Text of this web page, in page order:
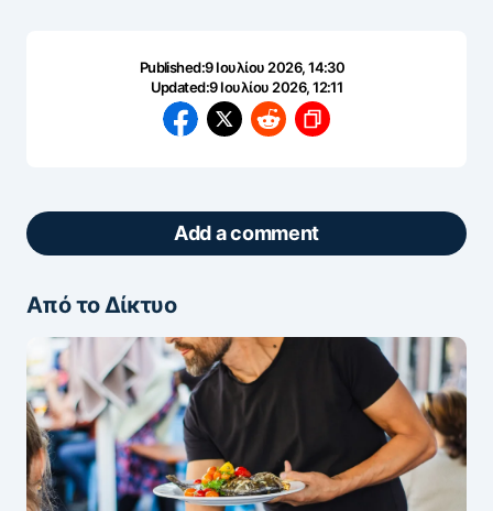
Published:9 Ιουλίου 2026, 14:30
Updated:9 Ιουλίου 2026, 12:11
Add a comment
ΖΩΝΤΑΝΆ ΣΧΌΛΙΑ
Πάρτε μέρος στη συζήτηση — το σχόλιό σας
ελέγχεται άμεσα από AI (Ελληνικά & Αγγλικά).
ΠΡΟΣΤΑΣΊΑ AI
Από το Δίκτυο